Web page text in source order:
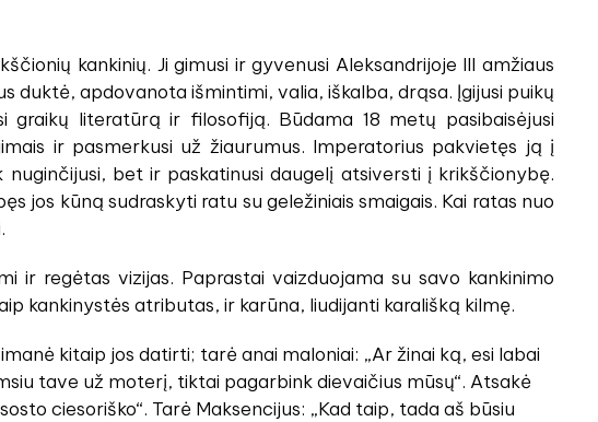
kankinių. Ji gimusi ir gyvenusi Aleksandrijoje III amžiaus
duktė, apdovanota išmintimi, valia, iškalba, drąsa. Įgijusi puikų
graikų literatūrą ir filosofiją. Būdama 18 metų pasibaisėjusi
ir pasmerkusi už žiaurumus. Imperatorius pakvietęs ją į
bet ir paskatinusi daugelį atsiversti į krikščionybę.
jos kūną sudraskyti ratu su geležiniais smaigais. Kai ratas nuo
ir regėtas vizijas. Paprastai vaizduojama su savo kankinimo
kankinystės atributas, ir karūna, liudijanti karališką kilmę.
kitaip jos datirti; tarė anai maloniai: „Ar žinai ką, esi labai
tave už moterį, tiktai pagarbink dievaičius mūsų“. Atsakė
ciesoriško“. Tarė Maksencijus: „Kad taip, tada aš būsiu